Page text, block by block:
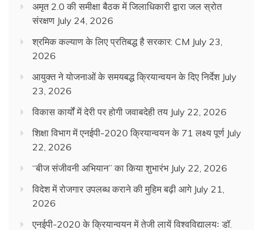
अमृत 2.0 की समीक्षा बैठक में जिलाधिकारी द्वारा जल स्रोत
संरक्षण July 24, 2026
श्रमिक कल्याण के लिए प्रतिबद्ध है सरकार: CM July 23,
2026
आयुक्त ने योजनाओं के समयबद्ध क्रियान्वयन के दिए निर्देश July
23, 2026
विकास कार्यों में देरी पर होगी जवाबदेही तय July 22, 2026
शिक्षा विभाग में एनईपी-2020 क्रियान्वयन के 71 लक्ष्य पूर्ण July
22, 2026
“बीज संजीवनी अभियान” का किया शुभारंभ July 22, 2026
विदेश में रोजगार उपलब्ध कराने की मुहिम बढ़ी आगे July 21,
2026
एनईपी-2020 के क्रियान्वयन में तेजी लायें विश्वविद्यालयः डॉ.